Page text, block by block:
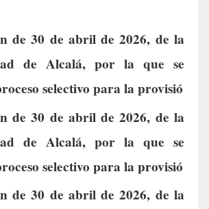
de 30 de abril de 2026, de la
de Alcalá, por la que se
selectivo para la provisió
de 30 de abril de 2026, de la
de Alcalá, por la que se
selectivo para la provisió
de 30 de abril de 2026, de la